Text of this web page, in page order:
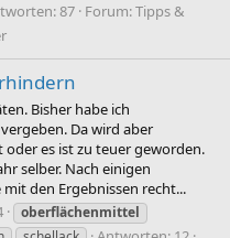
87 Forum:Tipps &
Bisher habe ich
Da wird aber
es ist zu teuer geworden.
selber. Nach einigen
den Ergebnissen recht...
oberflächenmittel